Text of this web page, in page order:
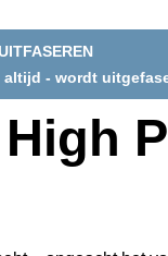
altijd - wordt